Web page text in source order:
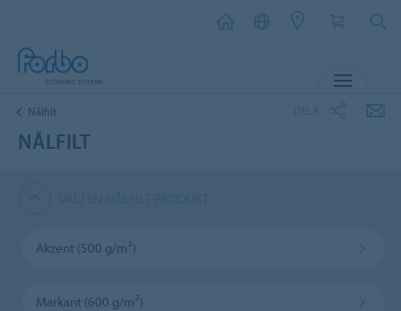
Nålfilt
NÅLFILT
Akzent (500 g/m²)
Markant (600 g/m²)